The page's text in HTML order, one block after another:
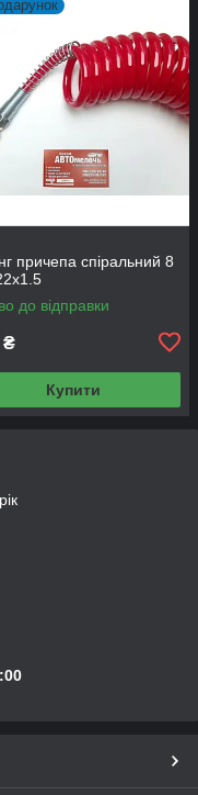
причепа спіральний 8
до відправки
₴
Купити